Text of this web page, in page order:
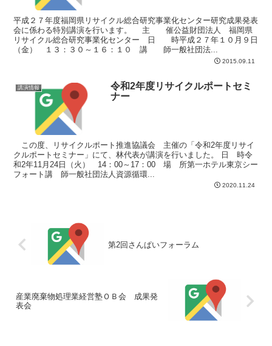
平成２７年度福岡県リサイクル総合研究事業化センター研究成果発表
会に係わる特別講演を行います。 主 催公益財団法人 福岡県
リサイクル総合研究事業化センター 日 時平成２７年１０月９日
（金） １３：３０～１６：１０ 講 師一般社団法...
2015.09.11
講演情報
令和2年度リサイクルポートセミ
ナー
この度、リサイクルポート推進協議会 主催の「令和2年度リサイ
クルポートセミナー」にて、林代表が講演を行いました。 日 時令
和2年11月24日（火） 14：00～17：00 場 所第一ホテル東京シー
フォート講 師一般社団法人資源循環...
2020.11.24
第2回さんぱいフォーラム
産業廃棄物処理業経営塾ＯＢ会 成果発
表会